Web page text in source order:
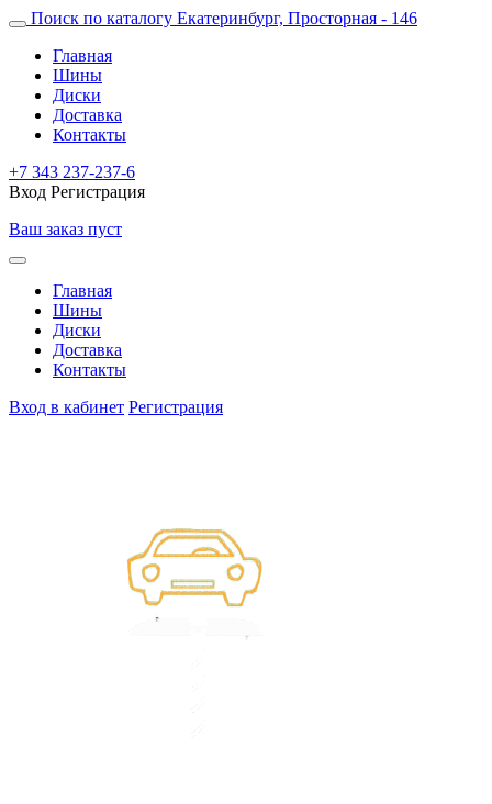
Поиск по каталогу Екатеринбург, Просторная - 146
Главная
Шины
Диски
Доставка
Контакты
+7 343 237-237-6
Вход Регистрация
Ваш заказ пуст
Главная
Шины
Диски
Доставка
Контакты
Вход в кабинет Регистрация